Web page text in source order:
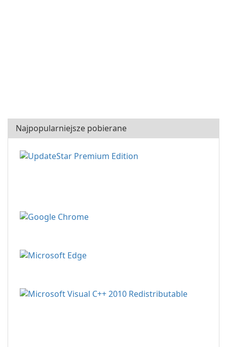
Najpopularniejsze pobierane